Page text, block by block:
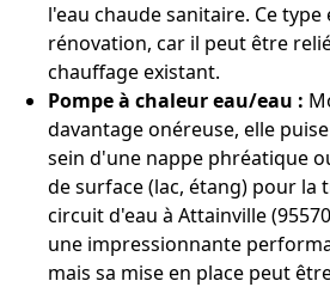
l'eau chaude sanitaire. Ce
rénovation, car il peut être
chauffage existant.
Pompe à chaleur eau/eau :
davantage onéreuse, elle
sein d'une nappe phréatique
de surface (lac, étang) pour la
circuit d'eau à Attainville
une impressionnante
mais sa mise en place peut